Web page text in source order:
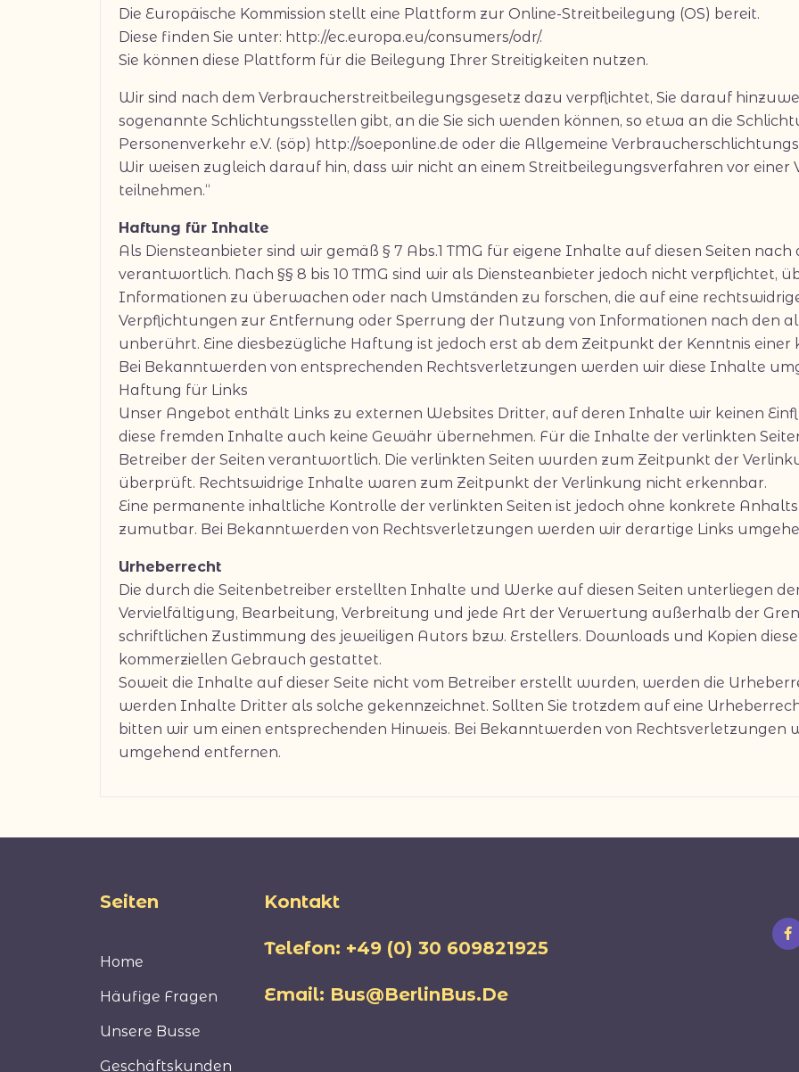
Die Europäische Kommission stellt eine Plattform zur Online-Streitbeilegung (OS) bereit.
Diese finden Sie unter: http://ec.europa.eu/consumers/odr/.
Sie können diese Plattform für die Beilegung Ihrer Streitigkeiten nutzen.
Wir sind nach dem Verbraucherstreitbeilegungsgesetz dazu verpflichtet, Sie darauf
sogenannte Schlichtungsstellen gibt, an die Sie sich wenden können, so etwa an die
Personenverkehr e.V. (söp) http://soeponline.de oder die Allgemeine
Wir weisen zugleich darauf hin, dass wir nicht an einem Streitbeilegungsverfahren vor
teilnehmen.“
Haftung für Inhalte
Als Diensteanbieter sind wir gemäß § 7 Abs.1 TMG für eigene Inhalte auf diesen Seiten
verantwortlich. Nach §§ 8 bis 10 TMG sind wir als Diensteanbieter jedoch nicht verpflichtet,
Informationen zu überwachen oder nach Umständen zu forschen, die auf eine
Verpflichtungen zur Entfernung oder Sperrung der Nutzung von Informationen nach den
unberührt. Eine diesbezügliche Haftung ist jedoch erst ab dem Zeitpunkt der Kenntnis
Bei Bekanntwerden von entsprechenden Rechtsverletzungen werden wir diese Inhalte
Haftung für Links
Unser Angebot enthält Links zu externen Websites Dritter, auf deren Inhalte wir keinen
diese fremden Inhalte auch keine Gewähr übernehmen. Für die Inhalte der verlinkten
Betreiber der Seiten verantwortlich. Die verlinkten Seiten wurden zum Zeitpunkt der
überprüft. Rechtswidrige Inhalte waren zum Zeitpunkt der Verlinkung nicht erkennbar.
Eine permanente inhaltliche Kontrolle der verlinkten Seiten ist jedoch ohne konkrete
zumutbar. Bei Bekanntwerden von Rechtsverletzungen werden wir derartige Links
Urheberrecht
Die durch die Seitenbetreiber erstellten Inhalte und Werke auf diesen Seiten unterliegen
Vervielfältigung, Bearbeitung, Verbreitung und jede Art der Verwertung außerhalb der
schriftlichen Zustimmung des jeweiligen Autors bzw. Erstellers. Downloads und Kopien
kommerziellen Gebrauch gestattet.
Soweit die Inhalte auf dieser Seite nicht vom Betreiber erstellt wurden, werden die
werden Inhalte Dritter als solche gekennzeichnet. Sollten Sie trotzdem auf eine
bitten wir um einen entsprechenden Hinweis. Bei Bekanntwerden von
umgehend entfernen.
Seiten
Home
Häufige Fragen
Unsere Busse
Geschäftskunden
Kontakt
Telefon: +49 (0) 30 609821925
Email: Bus@BerlinBus.De